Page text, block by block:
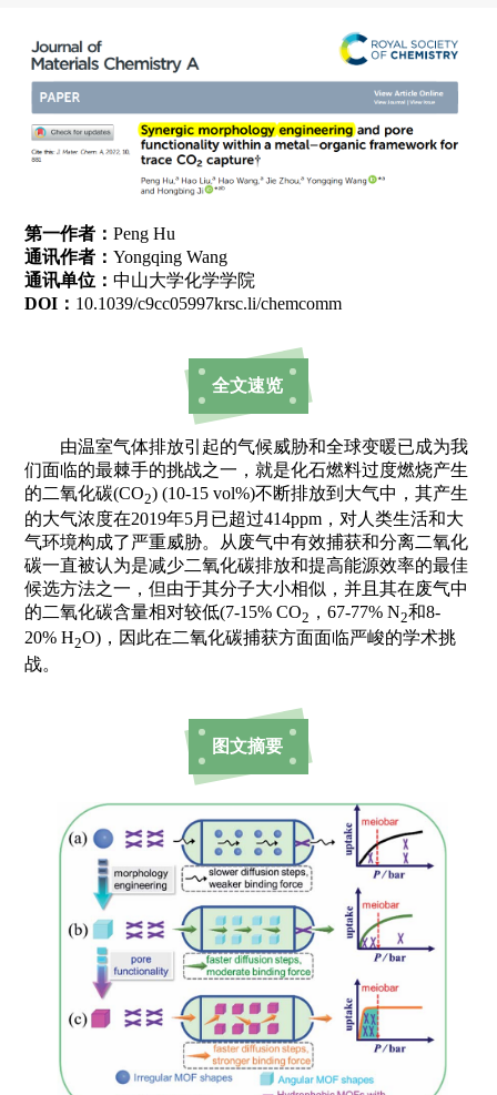
第一作者：Peng Hu
通讯作者：Yongqing Wang
通讯单位：中山大学化学学院
DOI： 10.1039/c9cc05997krsc.li/chemcomm
全文速览
由温室气体排放引起的气候威胁和全球变暖已成为我
们面临的最棘手的挑战之一，就是化石燃料过度燃烧产生
的二氧化碳(CO2) (10-15 vol%)不断排放到大气中，其产生
的大气浓度在2019年5月已超过414ppm，对人类生活和大
气环境构成了严重威胁。从废气中有效捕获和分离二氧化
碳一直被认为是减少二氧化碳排放和提高能源效率的最佳
候选方法之一，但由于其分子大小相似，并且其在废气中
的二氧化碳含量相对较低(7-15% CO2 ，67-77% N2和8-
20% H2O)，因此在二氧化碳捕获方面面临严峻的学术挑
战。
图文摘要